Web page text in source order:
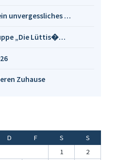
unvergessliches …
„Die Lüttis�…
Zuhause
D F S
S
1
2